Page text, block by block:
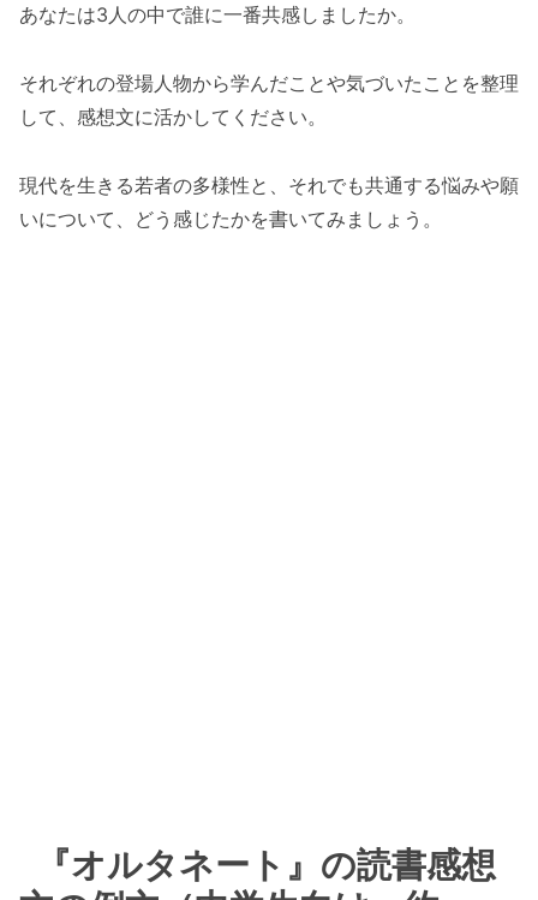
あなたは3人の中で誰に一番共感しましたか。
それぞれの登場人物から学んだことや気づいたことを整理
して、感想文に活かしてください。
現代を生きる若者の多様性と、それでも共通する悩みや願
いについて、どう感じたかを書いてみましょう。
『オルタネート』の読書感想